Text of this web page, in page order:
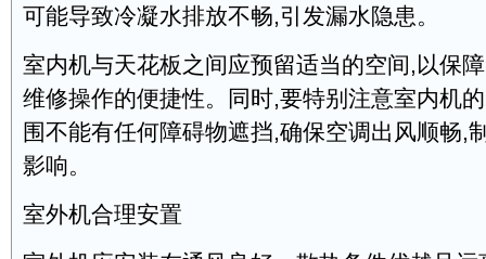
可能导致冷凝水排放不畅,引发漏水隐患。
室内机与天花板之间应预留适当的空间,以保
维修操作的便捷性。同时,要特别注意室内机
围不能有任何障碍物遮挡,确保空调出风顺畅,
影响。
室外机合理安置